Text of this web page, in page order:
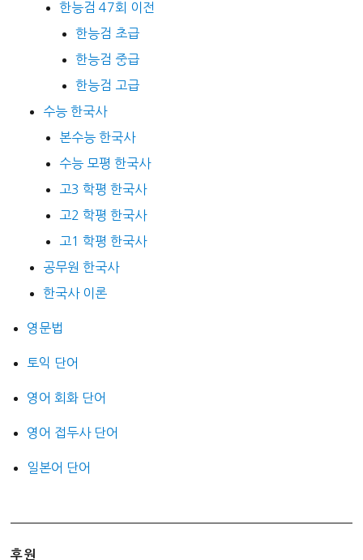
한능검 47회 이전
한능검 초급
한능검 중급
한능검 고급
수능 한국사
본수능 한국사
수능 모평 한국사
고3 학평 한국사
고2 학평 한국사
고1 학평 한국사
공무원 한국사
한국사 이론
영문법
토익 단어
영어 회화 단어
영어 접두사 단어
일본어 단어
후원